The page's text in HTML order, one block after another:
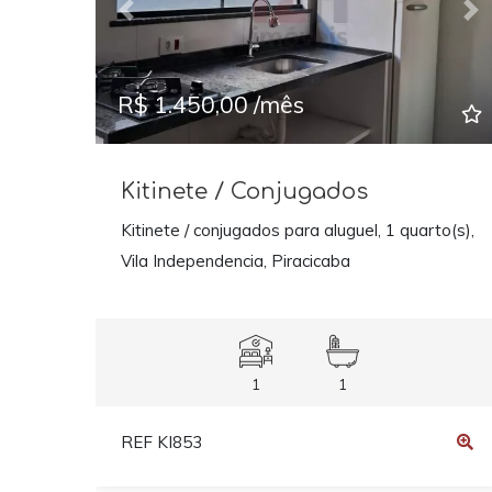
Previous
R$ 1.450,00 /mês
Kitinete / Conjugados
Kitinete / conjugados para aluguel, 1 quarto(s),
Vila Independencia, Piracicaba
1 1
REF KI853